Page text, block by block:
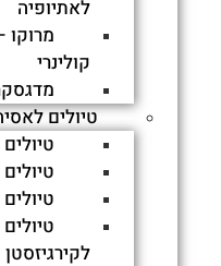
לאתיופיה
מרוקו
קולינרי
טיולים
לקירגיזסטן
מבצר צלבני
מבטן האדמה
פורח ועוד
מבצר רם ונשיא מעל חורש
תמיר ממנה כמו מתוך רחם
יחוש רוגע, שלווה ושקט